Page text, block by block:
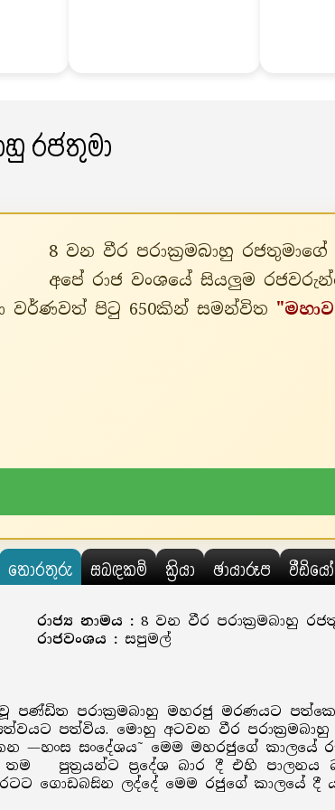
රජතුමා
8 වන වීර පරාක්‍රමබාහු
අපේ රාජ වංශයේ සියලුම
වර්ණවත් පිටු 650කින් සමන්විත
තොරතුරු සබඳකම් ක්‍රියා ඡායාරූප වීඩියෝ
රාජ්‍ය නාමය : 8 වන වීර පරාක්‍රමබාහු
රාජවංශය : සපුමල්
පණ්ඩිත පරාක්‍රමබාහු මහරජු මරණයට
පත්විය. මොහු අටවන වීර පරාක්‍රමබාහු
—හංස සංදේශය˜ මෙම මහරජුගේ
පුත්‍රයන්ට ප්‍රදේශ බාර දී එහි පාලනය
ගොඩබසින ලද්දේ මෙම රජුගේ කාලයේ දී